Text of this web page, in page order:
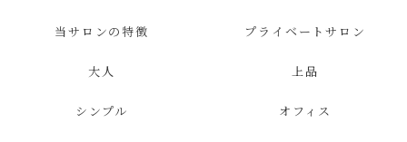
当サロンの特徴 プライベートサロン
大人 上品
シンプル オフィス